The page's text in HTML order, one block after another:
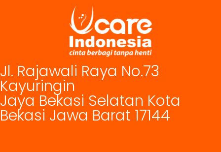
Jl. Rajawali Raya No.73
Kayuringin
Jaya Bekasi Selatan Kota
Bekasi Jawa Barat 17144